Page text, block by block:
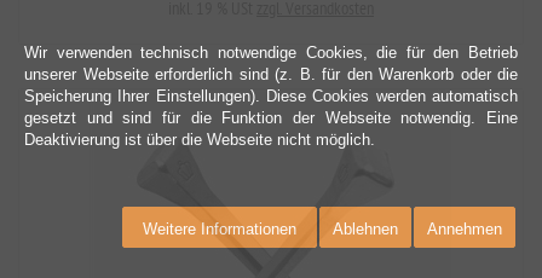
Wir verwenden technisch notwendige Cookies, die für den Betrieb
unserer Webseite erforderlich sind (z. B. für den Warenkorb oder die
Speicherung Ihrer Einstellungen). Diese Cookies werden automatisch
gesetzt und sind für die Funktion der Webseite notwendig. Eine
Deaktivierung ist über die Webseite nicht möglich.
Annehmen
Ablehnen
Weitere Informationen